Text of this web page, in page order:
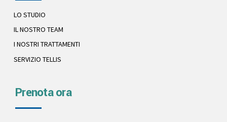
LO STUDIO
IL NOSTRO TEAM
I NOSTRI TRATTAMENTI
SERVIZIO TELLIS
Prenota ora